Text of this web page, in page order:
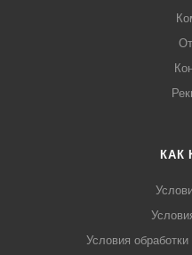
КАК
Условия